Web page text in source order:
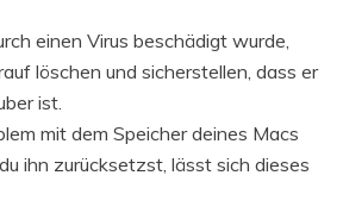
einen Virus beschädigt wurde,
löschen und sicherstellen, dass er
ist.
mit dem Speicher deines Macs
ihn zurücksetzst, lässt sich dieses